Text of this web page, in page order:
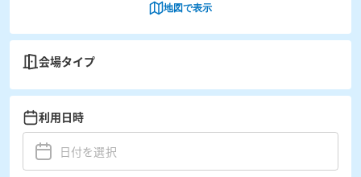
地図で表示
会場タイプ
利用日時